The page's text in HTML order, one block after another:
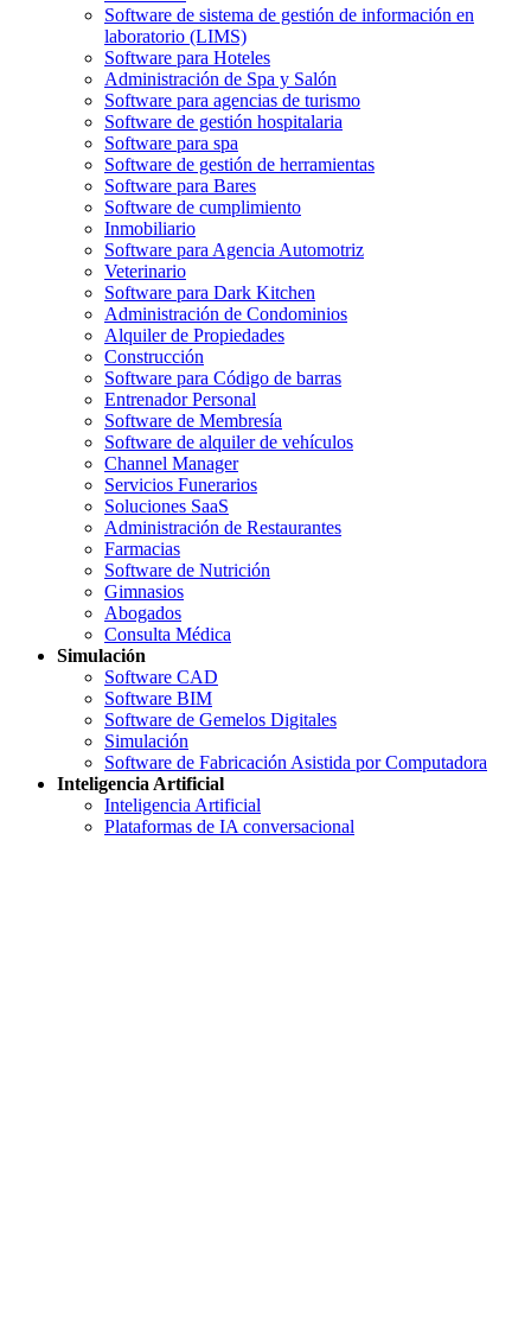
Software de sistema de gestión de información en
laboratorio (LIMS)
Software para Hoteles
Administración de Spa y Salón
Software para agencias de turismo
Software de gestión hospitalaria
Software para spa
Software de gestión de herramientas
Software para Bares
Software de cumplimiento
Inmobiliario
Software para Agencia Automotriz
Veterinario
Software para Dark Kitchen
Administración de Condominios
Alquiler de Propiedades
Construcción
Software para Código de barras
Entrenador Personal
Software de Membresía
Software de alquiler de vehículos
Channel Manager
Servicios Funerarios
Soluciones SaaS
Administración de Restaurantes
Farmacias
Software de Nutrición
Gimnasios
Abogados
Consulta Médica
Simulación
Software CAD
Software BIM
Software de Gemelos Digitales
Simulación
Software de Fabricación Asistida por Computadora
Inteligencia Artificial
Inteligencia Artificial
Plataformas de IA conversacional